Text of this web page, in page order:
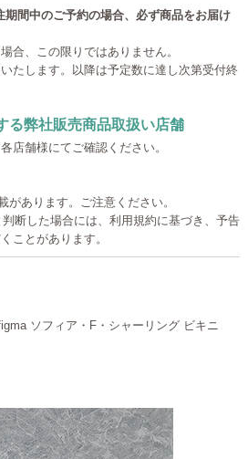
間中のご予約の場合、必ず商品をお届け
合、この限りではありません。
たします。以降は予定数に達し次第受付終
る弊社販売商品取扱い店舗
店舗様にてご確認ください。
あります。ご注意ください。
断した場合には、利用規約に基づき、予告
ことがあります。
ソフィア・F・シャーリング ビキニ